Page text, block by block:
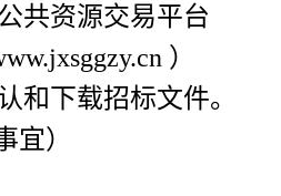
共资源交易平台
）
和下载招标文件。
宜）